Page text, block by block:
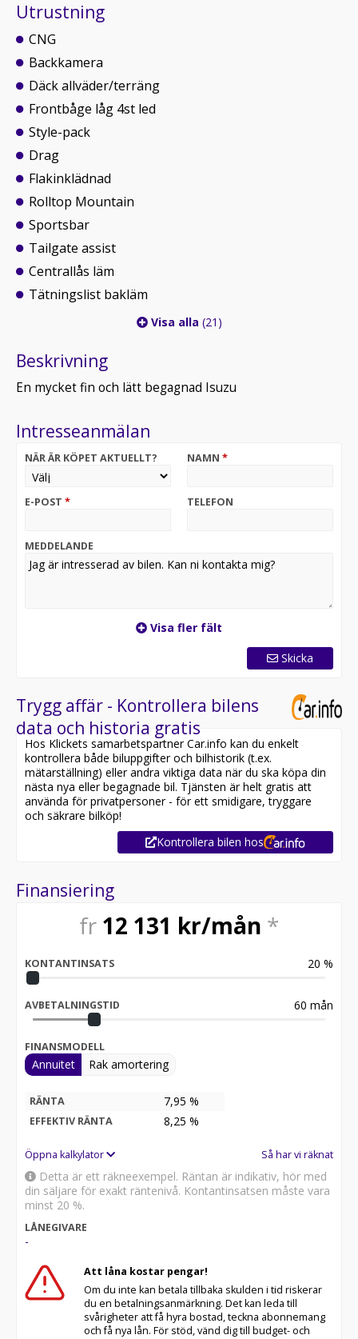
Utrustning
CNG
Backkamera
Däck allväder/terräng
Frontbåge låg 4st led
Style-pack
Drag
Flakinklädnad
Rolltop Mountain
Sportsbar
Tailgate assist
Centrallås läm
Tätningslist bakläm
Visa alla (21)
Beskrivning
En mycket fin och lätt begagnad Isuzu
Intresseanmälan
NÄR ÄR KÖPET AKTUELLT? NAMN *
E-POST * TELEFON
MEDDELANDE
Visa fler fält
Skicka
Trygg affär - Kontrollera bilens
data och historia gratis
Hos Klickets samarbetspartner Car.info kan du enkelt
kontrollera både biluppgifter och bilhistorik (t.ex.
mätarställning) eller andra viktiga data när du ska köpa din
nästa nya eller begagnade bil. Tjänsten är helt gratis att
använda för privatpersoner - för ett smidigare, tryggare
och säkrare bilköp!
Kontrollera bilen hos
Finansiering
fr 12 131 kr/mån *
KONTANTINSATS 20 %
AVBETALNINGSTID 60 mån
FINANSMODELL
Annuitet Rak amortering
RÄNTA 7,95 %
EFFEKTIV RÄNTA 8,25 %
Öppna kalkylator Så har vi räknat
Detta är ett räkneexempel. Räntan är indikativ, hör med
din säljare för exakt räntenivå. Kontantinsatsen måste vara
minst 20 %.
LÅNEGIVARE
-
Att låna kostar pengar!
Om du inte kan betala tillbaka skulden i tid riskerar
du en betalningsanmärkning. Det kan leda till
svårigheter att få hyra bostad, teckna abonnemang
och få nya lån. För stöd, vänd dig till budget- och